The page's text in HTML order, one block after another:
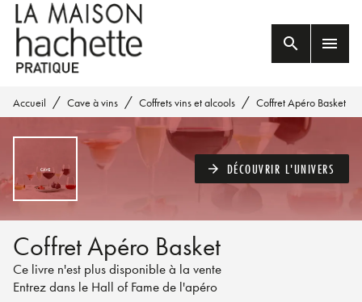
MENU RECHERCHE
PIED DE PAGE
search menu
Accueil / Cave à vins / Coffrets vins et alcools / Coffret Apéro Basket
arrow_forward DÉCOUVRIR L'UNIVERS
Coffret Apéro Basket
Ce livre n'est plus disponible à la vente
Entrez dans le Hall of Fame de l'apéro